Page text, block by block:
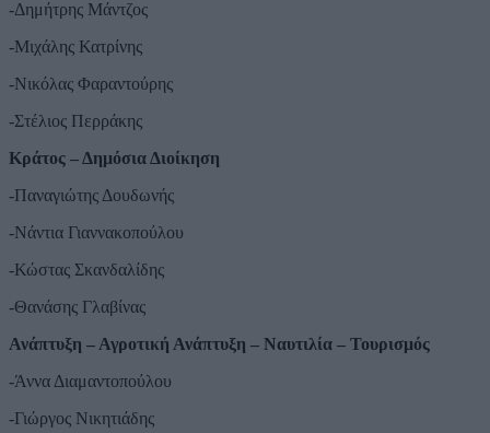
-Δημήτρης Μάντζος
-Μιχάλης Κατρίνης
-Νικόλας Φαραντούρης
-Στέλιος Περράκης
Κράτος – Δημόσια Διοίκηση
-Παναγιώτης Δουδωνής
-Νάντια Γιαννακοπούλου
-Κώστας Σκανδαλίδης
-Θανάσης Γλαβίνας
Ανάπτυξη – Αγροτική Ανάπτυξη – Ναυτιλία – Τουρισμός
-Άννα Διαμαντοπούλου
-Γιώργος Νικητιάδης